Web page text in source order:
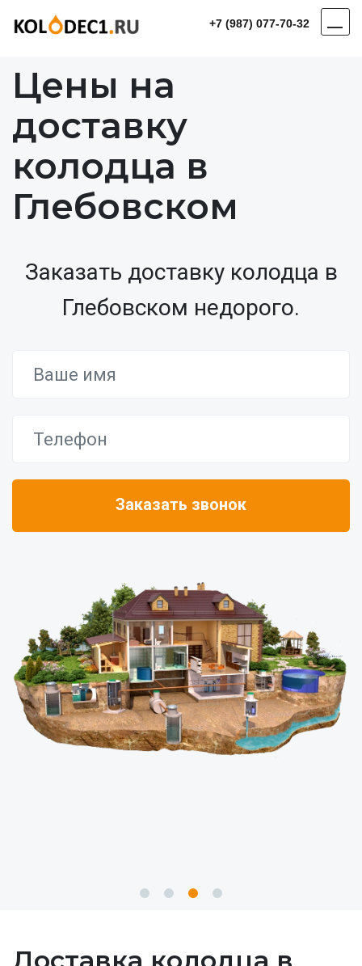
+7 (987) 077-70-32
Цены на
доставку
колодца в
Глебовском
Заказать доставку колодца в
Глебовском недорого.